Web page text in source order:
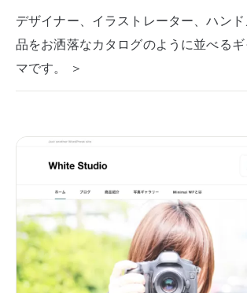
デザイナー、イラストレーター、ハン
品をお洒落なカタログのように並べる
マです。 ＞